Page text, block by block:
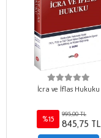
İcra ve İflas Hukuku
%15
995,00 TL
845,75 TL